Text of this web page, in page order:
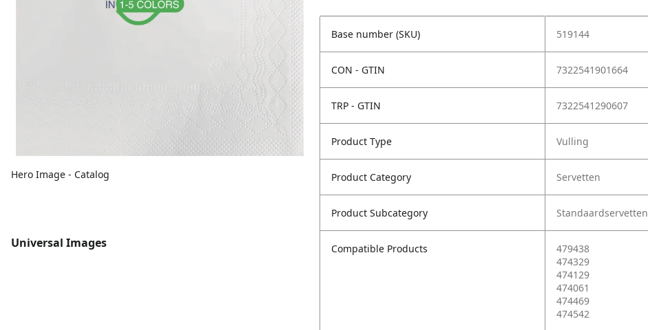
Hero Image - Catalog
Universal Images
Base number (SKU) 519144
CON - GTIN 7322541901664
TRP - GTIN 7322541290607
Product Type Vulling
Product Category Servetten
Product Subcategory Standaardservetten
Compatible Products
479438
474329
474129
474061
474469
474542